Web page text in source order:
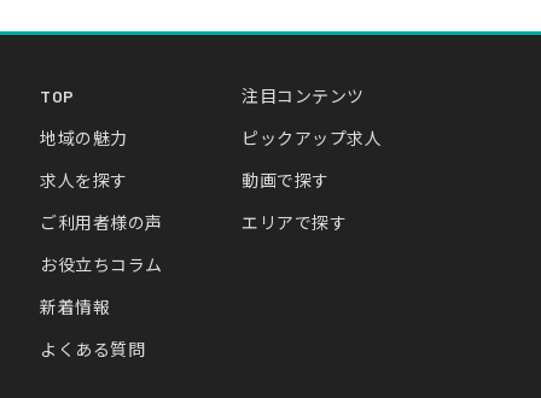
TOP
地域の魅力
求人を探す
ご利用者様の声
お役立ちコラム
新着情報
よくある質問
注目コンテンツ
ピックアップ求人
動画で探す
エリアで探す